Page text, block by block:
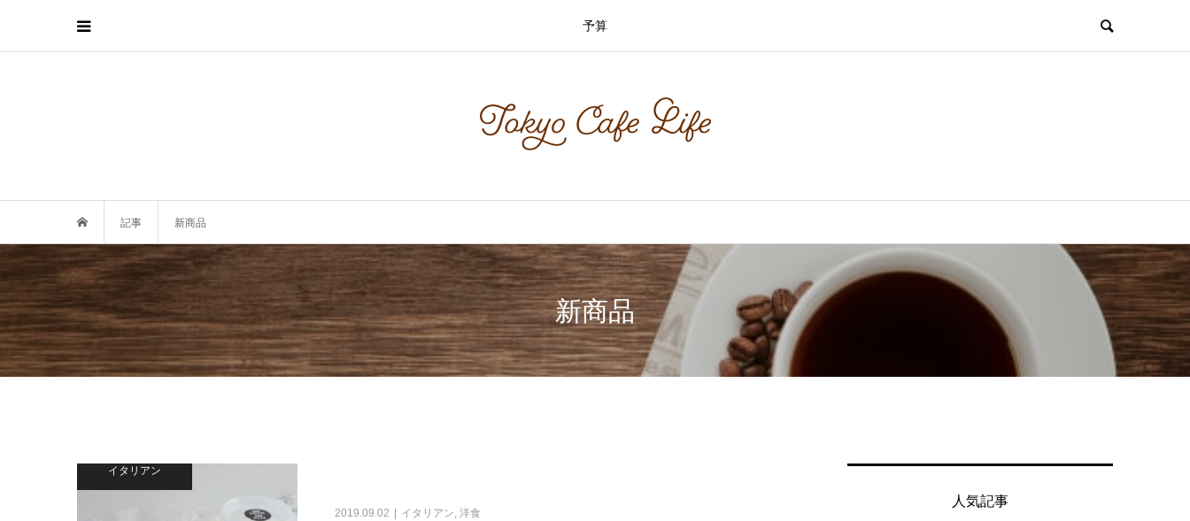
予算
記事 新商品
新商品
イタリアン
2019.09.02 イタリアン,洋食
人気記事